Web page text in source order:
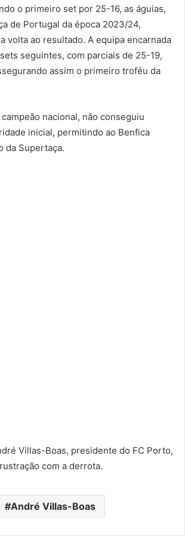
o primeiro set por 25-16, as águias,
de Portugal da época 2023/24,
volta ao resultado. A equipa encarnada
seguintes, com parciais de 25-19,
assim o primeiro troféu da
nacional, não conseguiu
inicial, permitindo ao Benfica
da Supertaça.
Villas-Boas, presidente do FC Porto,
com a derrota.
André Villas-Boas